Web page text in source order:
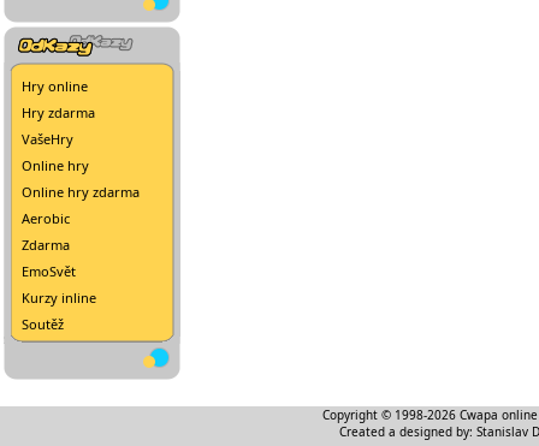
Hry online
Hry zdarma
VašeHry
Online hry
Online hry zdarma
Aerobic
Zdarma
EmoSvět
Kurzy inline
Soutěž
Copyright © 1998-2026 Cwapa
Created a designed by: Stanislav